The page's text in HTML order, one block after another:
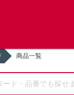
商品一覧